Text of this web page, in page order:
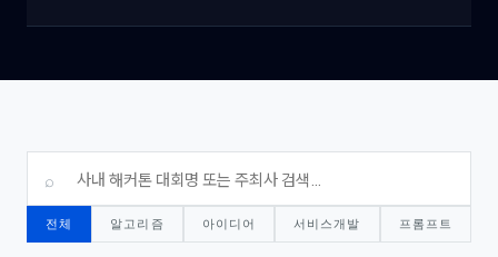
⌕
전체 알고리즘 아이디어 서비스개발 프롬프트